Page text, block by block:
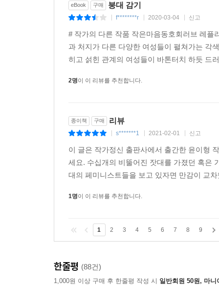
eBook 구매 붕대 감기
f********r 2020-03-04 신고
# 작가의 다른 작품 작은마음동호회러브 레플
과 처지가 다른 다양한 여성들이 펼쳐가는 각
히고 섥힌 관계의 여성들이 바톤터치 하듯 드
2명이 이 리뷰를 추천합니다.
종이책 구매 리뷰
s*******1 2021-02-01 신고
이 글은 작가정신 출판사에서 출간한 윤이형
세요. 수십개의 비뚤어진 잣대를 가졌던 혹은
대의 페미니스트들을 보고 있자면 만감이 교
1명이 이 리뷰를 추천합니다.
1 2 3 4 5 6 7 8 9
한줄평 (88건)
1,000원 이상 구매 후 한줄평 작성 시 일반회원 50원, 마니